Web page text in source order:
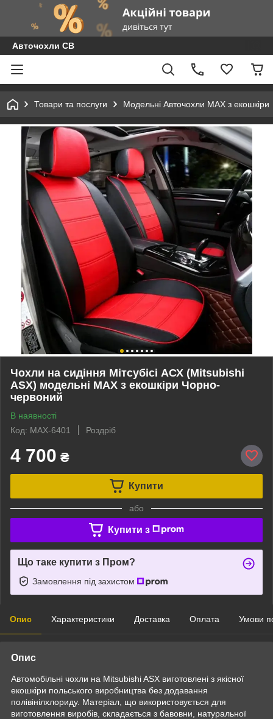
Авточохли СВ
Товари та послуги Модельні Авточохли MAX з екошкіри
Чохли на сидіння Мітсубісі АСХ (Mitsubishi
ASX) модельні MAX з екошкіри Чорно-
червоний
В наявності
Код: MAX-6401
Роздріб
4 700 ₴
Купити
або
Купити з
Що таке купити з Пром?
Замовлення під захистом
Опис Характеристики Доставка Оплата Умови
Опис
Автомобільні чохли на Mitsubishi ASX виготовлені з якісної
екошкіри польського виробництва без додавання
полівінілхлориду. Матеріал, що використовується для
виготовлення виробів, складається з бавовни, натуральної